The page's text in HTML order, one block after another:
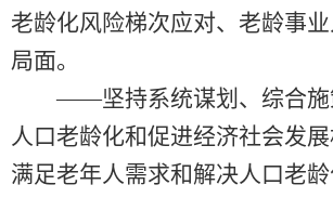
老龄化风险梯次应对、老龄事
局面。
——坚持系统谋划、综合施
人口老龄化和促进经济社会发
满足老年人需求和解决人口老